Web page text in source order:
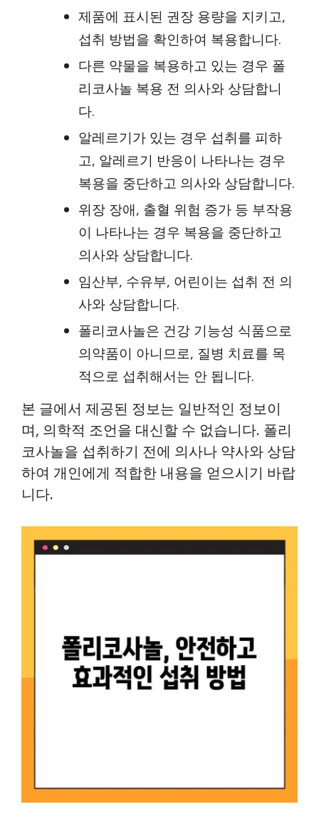
제품에 표시된 권장 용량을 지키고,
섭취 방법을 확인하여 복용합니다.
다른 약물을 복용하고 있는 경우 폴
리코사놀 복용 전 의사와 상담합니
다.
알레르기가 있는 경우 섭취를 피하
고, 알레르기 반응이 나타나는 경우
복용을 중단하고 의사와 상담합니다.
위장 장애, 출혈 위험 증가 등 부작용
이 나타나는 경우 복용을 중단하고
의사와 상담합니다.
임산부, 수유부, 어린이는 섭취 전 의
사와 상담합니다.
폴리코사놀은 건강 기능성 식품으로
의약품이 아니므로, 질병 치료를 목
적으로 섭취해서는 안 됩니다.
본 글에서 제공된 정보는 일반적인 정보이
며, 의학적 조언을 대신할 수 없습니다. 폴리
코사놀을 섭취하기 전에 의사나 약사와 상담
하여 개인에게 적합한 내용을 얻으시기 바랍
니다.